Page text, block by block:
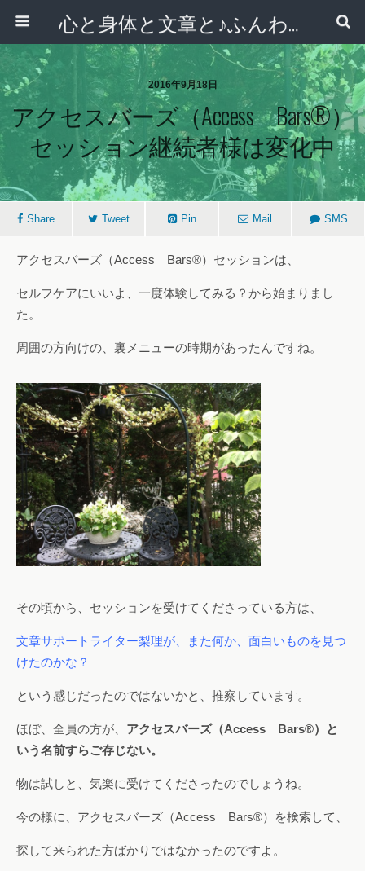
心と身体と文章と♪ふんわりシンプルライフ講座 【西宮・宝塚】
2016年9月18日
アクセスバーズ（Access Bars®）
セッション継続者様は変化中
Share Tweet Pin Mail SMS
アクセスバーズ（Access Bars®）セッションは、
セルフケアにいいよ、一度体験してみる？から始まりまし
た。
周囲の方向けの、裏メニューの時期があったんですね。
その頃から、セッションを受けてくださっている方は、
文章サポートライター梨理が、また何か、面白いものを見つ
けたのかな？
という感じだったのではないかと、推察しています。
ほぼ、全員の方が、 アクセスバーズ（Access Bars®）と
いう名前すらご存じない。
物は試しと、気楽に受けてくださったのでしょうね。
今の様に、アクセスバーズ（Access Bars®）を検索して、
探して来られた方ばかりではなかったのですよ。